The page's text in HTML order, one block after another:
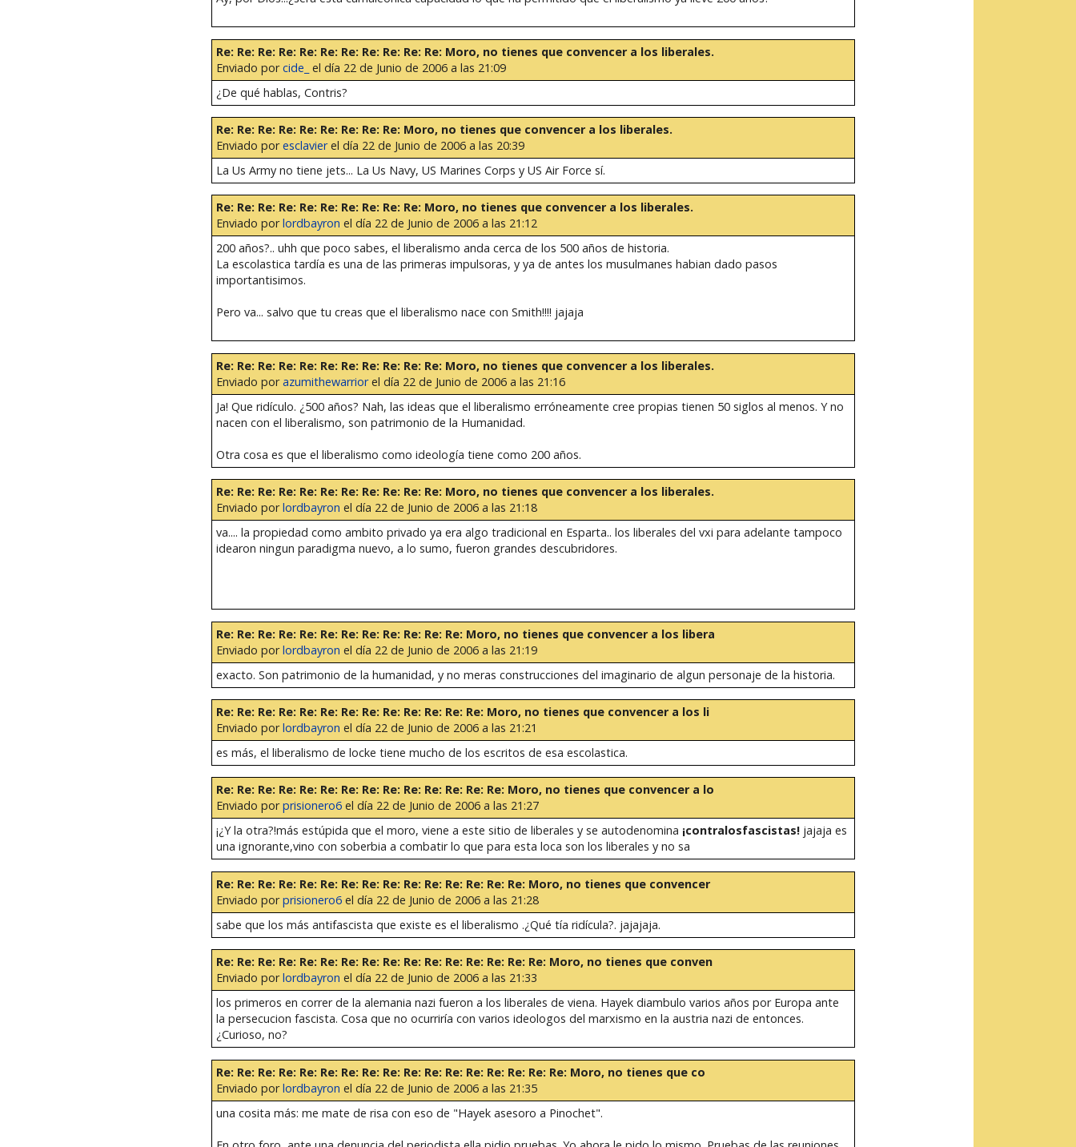
Re: Re: Re: Re: Re: Re: Re: Re: Re: Re: Re: Moro, no tienes que convencer a los liberales.
Enviado porcide_ el día 22 de Junio de 2006 a las 21:09
¿De qué hablas, Contris?
Re: Re: Re: Re: Re: Re: Re: Re: Re: Moro, no tienes que convencer a los liberales.
Enviado poresclavierel día 22 de Junio de 2006 a las 20:39
La Us Army no tiene jets... La Us Navy, US Marines Corps y US Air Force sí.
Re: Re: Re: Re: Re: Re: Re: Re: Re: Re: Moro, no tienes que convencer a los liberales.
Enviado porlordbayron el día 22 de Junio de 2006 a las 21:12
200 años?.. uhh que poco sabes, el liberalismo anda cerca de los 500 años de historia.
La escolastica tardía es una de las primeras impulsoras, y ya de antes los musulmanes habian dado pasos
importantisimos.
Pero va... salvo que tu creas que el liberalismo nace con Smith!!!! jajaja
Re: Re: Re: Re: Re: Re: Re: Re: Re: Re: Re: Moro, no tienes que convencer a los liberales.
Enviado porazumithewarriorel día 22 de Junio de 2006 a las 21:16
Ja! Que ridículo. ¿500 años? Nah, las ideas que el liberalismo erróneamente cree propias tienen 50 siglos al menos. Y no
nacen con el liberalismo, son patrimonio de la Humanidad.
Otra cosa es que el liberalismo como ideología tiene como 200 años.
Re: Re: Re: Re: Re: Re: Re: Re: Re: Re: Re: Moro, no tienes que convencer a los liberales.
Enviado porlordbayron el día 22 de Junio de 2006 a las 21:18
va.... la propiedad como ambito privado ya era algo tradicional en Esparta.. los liberales del vxi para adelante tampoco
idearon ningun paradigma nuevo, a lo sumo, fueron grandes descubridores.
Re: Re: Re: Re: Re: Re: Re: Re: Re: Re: Re: Re: Moro, no tienes que convencer a los libera
Enviado porlordbayron el día 22 de Junio de 2006 a las 21:19
exacto. Son patrimonio de la humanidad, y no meras construcciones del imaginario de algun personaje de la historia.
Re: Re: Re: Re: Re: Re: Re: Re: Re: Re: Re: Re: Re: Moro, no tienes que convencer a los li
Enviado porlordbayron el día 22 de Junio de 2006 a las 21:21
es más, el liberalismo de locke tiene mucho de los escritos de esa escolastica.
Re: Re: Re: Re: Re: Re: Re: Re: Re: Re: Re: Re: Re: Re: Moro, no tienes que convencer a lo
Enviado porprisionero6el día 22 de Junio de 2006 a las 21:27
¡¿Y la otra?!más estúpida que el moro, viene a este sitio de liberales y se autodenomina ¡contralosfascistas!jajaja es
una ignorante,vino con soberbia a combatir lo que para esta loca son los liberales y no sa
Re: Re: Re: Re: Re: Re: Re: Re: Re: Re: Re: Re: Re: Re: Re: Moro, no tienes que convencer
Enviado porprisionero6el día 22 de Junio de 2006 a las 21:28
sabe que los más antifascista que existe es el liberalismo .¿Qué tía ridícula?. jajajaja.
Re: Re: Re: Re: Re: Re: Re: Re: Re: Re: Re: Re: Re: Re: Re: Re: Moro, no tienes que conven
Enviado porlordbayron el día 22 de Junio de 2006 a las 21:33
los primeros en correr de la alemania nazi fueron a los liberales de viena. Hayek diambulo varios años por Europa ante
la persecucion fascista. Cosa que no ocurriría con varios ideologos del marxismo en la austria nazi de entonces.
¿Curioso, no?
Re: Re: Re: Re: Re: Re: Re: Re: Re: Re: Re: Re: Re: Re: Re: Re: Re: Moro, no tienes que co
Enviado porlordbayron el día 22 de Junio de 2006 a las 21:35
una cosita más: me mate de risa con eso de "Hayek asesoro a Pinochet".